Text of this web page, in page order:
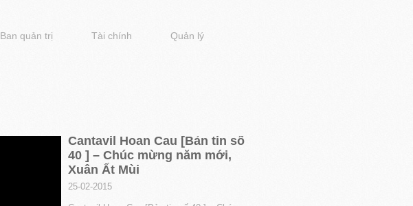
Ban quản trị Tài chính Quản lý
Cantavil Hoan Cau [Bản tin số
40 ] – Chúc mừng năm mới,
Xuân Ất Mùi
25-02-2015